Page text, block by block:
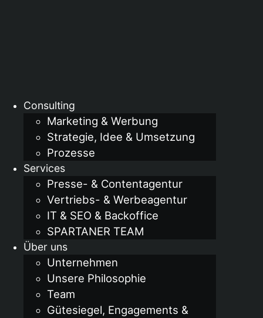
Consulting
Marketing & Werbung
Strategie, Idee & Umsetzung
Prozesse
Services
Presse- & Contentagentur
Vertriebs- & Werbeagentur
IT & SEO & Backoffice
SPARTANER TEAM
Über uns
Unternehmen
Unsere Philosophie
Team
Gütesiegel, Engagements &